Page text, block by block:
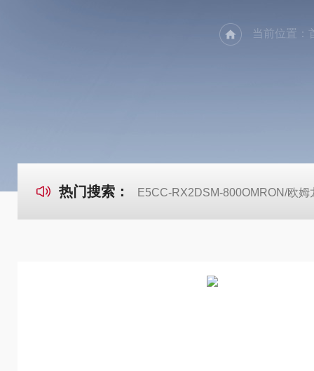
当前位置：
热门搜索： E5CC-RX2DSM-800OMRON/欧